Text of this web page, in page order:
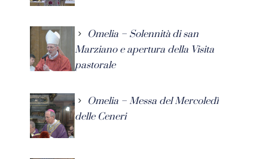
Omelia – Solennità di san
Marziano e apertura della Visita
pastorale
Omelia – Messa del Mercoledì
delle Ceneri